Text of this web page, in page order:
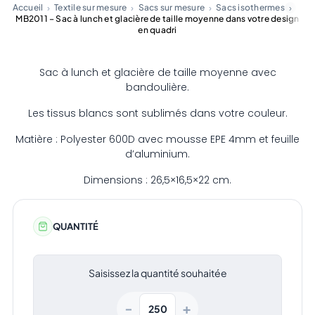
Accueil Textile sur mesure Sacs sur mesure
Sacs isothermes
MB2011 – Sac à lunch et glacière de taille moyenne dans votre design
en quadri
Sac à lunch et glacière de taille moyenne avec
bandoulière.
Les tissus blancs sont sublimés dans votre couleur.
Matière : Polyester 600D avec mousse EPE 4mm et feuille
d’aluminium.
Dimensions : 26,5×16,5×22 cm.
QUANTITÉ
Saisissez la quantité souhaitée
− +